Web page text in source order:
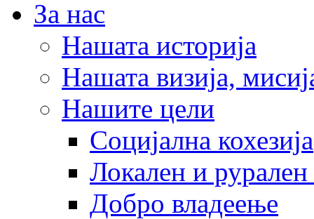
За нас
Нашата историја
Нашата визија,
Нашите цели
Социјална кохезија
Локален и рурален
Добро владеење